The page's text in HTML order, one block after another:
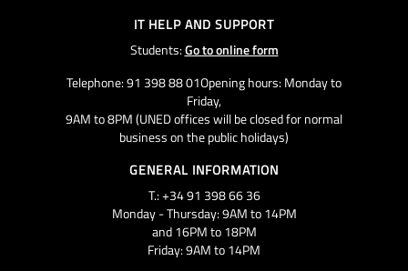
IT HELP AND SUPPORT
Students:Go to online form
Telephone: 91 398 88 01Opening hours: Monday to
Friday,
9AM to 8PM (UNED offices will be closed for normal
business on the public holidays)
GENERAL INFORMATION
T.: +34 91 398 66 36
Monday - Thursday: 9AM to 14PM
and 16PM to 18PM
Friday: 9AM to 14PM